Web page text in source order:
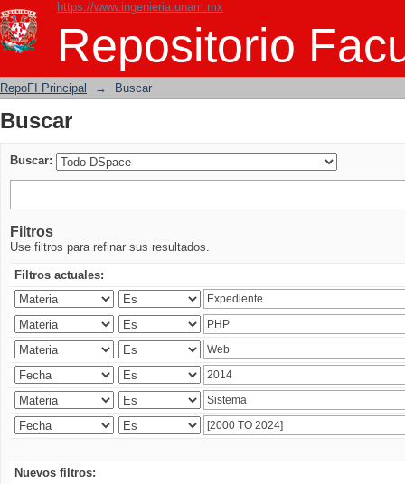
https://www.ingenieria.unam.mx
Repositorio
Buscar
RepoFI Principal → Buscar
Buscar
Buscar:
Filtros
Use filtros para refinar sus resultados.
Filtros actuales:
Nuevos filtros: